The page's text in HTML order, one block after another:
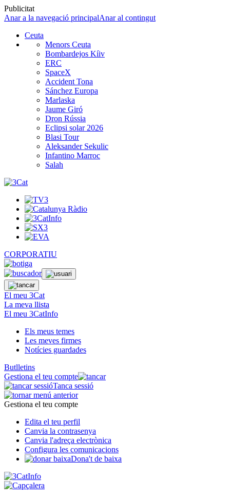
Publicitat
Anar a la navegació principalAnar al contingut
Ceuta
Menors Ceuta
Bombardejos Kíiv
ERC
SpaceX
Accident Tona
Sánchez Europa
Marlaska
Jaume Giró
Dron Rússia
Eclipsi solar 2026
Blasi Tour
Aleksander Sekulic
Infantino Marroc
Salah
CORPORATIU
El meu 3Cat
La meva llista
El meu 3CatInfo
Els meus temes
Les meves firmes
Notícies guardades
Butlletins
Gestiona el teu compte
Tanca sessió
Gestiona el teu compte
Edita el teu perfil
Canvia la contrasenya
Canvia l'adreça electrònica
Configura les comunicacions
Dona't de baixa